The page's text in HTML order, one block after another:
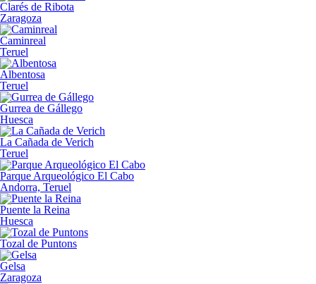
Clarés de Ribota
Zaragoza
Caminreal
Teruel
Albentosa
Teruel
Gurrea de Gállego
Huesca
La Cañada de Verich
Teruel
Parque Arqueológico El Cabo
Andorra, Teruel
Puente la Reina
Huesca
Tozal de Puntons
Gelsa
Zaragoza